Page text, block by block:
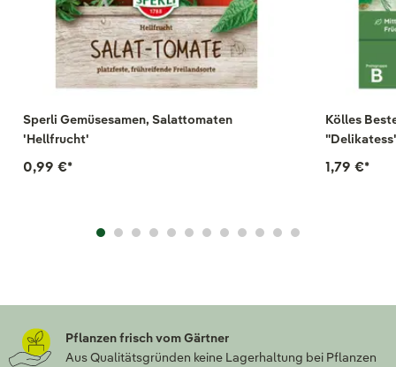
Sperli Gemüsesamen, Salattomaten
'Hellfrucht'
0,99 €*
Kölles
1,79 €*
Pflanzen frisch vom Gärtner
Aus Qualitätsgründen keine Lagerhaltung bei Pflanzen